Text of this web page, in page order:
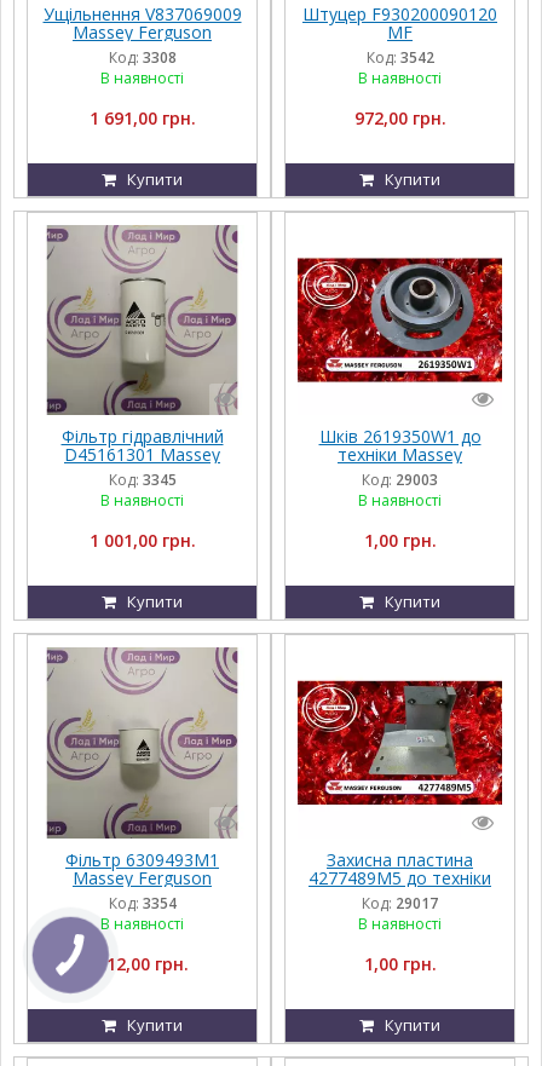
Ущільнення V837069009
Massey Ferguson
Код: 3308
В наявності
1 691,00 грн.
Купити
Штуцер F930200090120
MF
Код: 3542
В наявності
972,00 грн.
Купити
Фільтр гідравлічний
D45161301 Massey
Ferguson
Код: 3345
В наявності
1 001,00 грн.
Купити
Шків 2619350W1 до
техніки Massey
Ferguson, FENDT,
Challenger, Agco Parts
Код: 29003
В наявності
1,00 грн.
Купити
Фільтр 6309493M1
Massey Ferguson
Код: 3354
В наявності
112,00 грн.
Купити
Захисна пластина
4277489M5 до техніки
Massey Ferguson,
FENDT, Challenger, Agco
Parts
Код: 29017
В наявності
1,00 грн.
Купити